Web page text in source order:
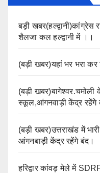
बड़ी खबर(हल्द्वानी)कांग्रेस
शैलजा कल हल्द्वानी में ।।
(बड़ी खबर)यहां भर भरा कर
(बड़ी
स्कूल,आंगनवाड़ी केंद्र रहेंगे
(बड़ी खबर)उत्तराखंड में
आंगनबाड़ी केंद्र रहेंगे बंद।
हरिद्वार कांवड़ मेले में